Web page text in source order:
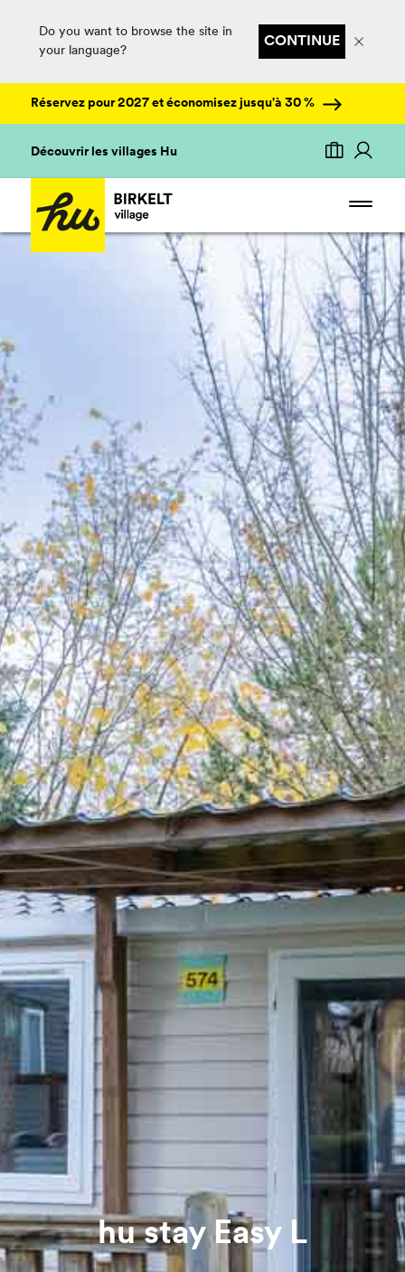
Do you want to browse the site in
your language?
CONTINUE
Réservez pour 2027 et économisez jusqu'à 30 %
Découvrir les villages Hu
hu stay Easy L